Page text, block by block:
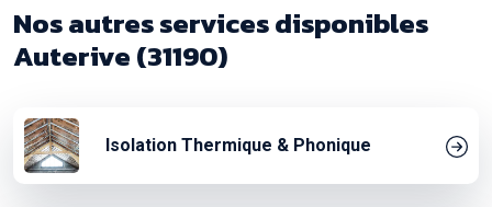
Nos autres services disponibles
Auterive (31190)
Isolation Thermique & Phonique